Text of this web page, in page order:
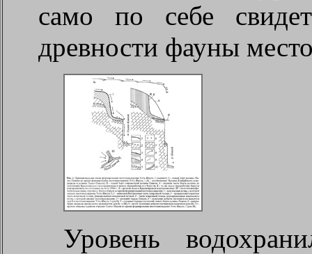
само по себе
древности фауны
Уровень